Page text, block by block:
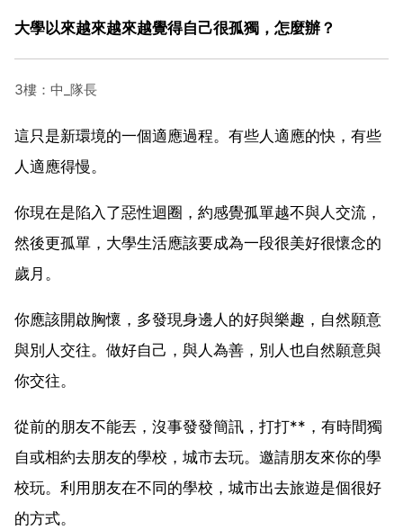
大學以來越來越來越覺得自己很孤獨，怎麼辦？
3樓：中_隊長
這只是新環境的一個適應過程。有些人適應的快，有些
人適應得慢。
你現在是陷入了惡性迴圈，約感覺孤單越不與人交流，
然後更孤單，大學生活應該要成為一段很美好很懷念的
歲月。
你應該開啟胸懷，多發現身邊人的好與樂趣，自然願意
與別人交往。做好自己，與人為善，別人也自然願意與
你交往。
從前的朋友不能丟，沒事發發簡訊，打打**，有時間獨
自或相約去朋友的學校，城市去玩。邀請朋友來你的學
校玩。利用朋友在不同的學校，城市出去旅遊是個很好
的方式。